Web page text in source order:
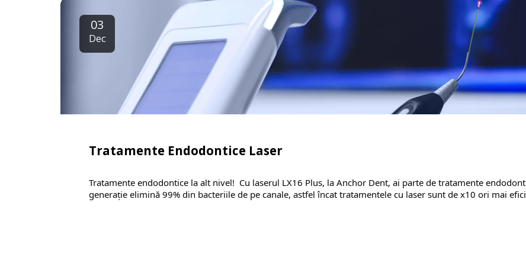
03
Dec
Tratamente Endodontice Laser
Tratamente endodontice la alt nivel! Cu laserul LX16 Plus, la Anchor Dent, ai parte de tratamente
generație elimină 99% din bacteriile de pe canale, astfel încat tratamentele cu laser sunt de x10 ori mai